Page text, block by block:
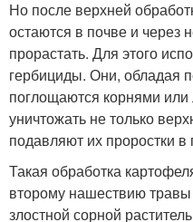
Но после верхней
остаются в почве и через
прорастать. Для этого
гербициды. Они, обладая
поглощаются корнями
уничтожать не только
подавляют их проростки в
Такая обработка
второму нашествию
злостной сорной